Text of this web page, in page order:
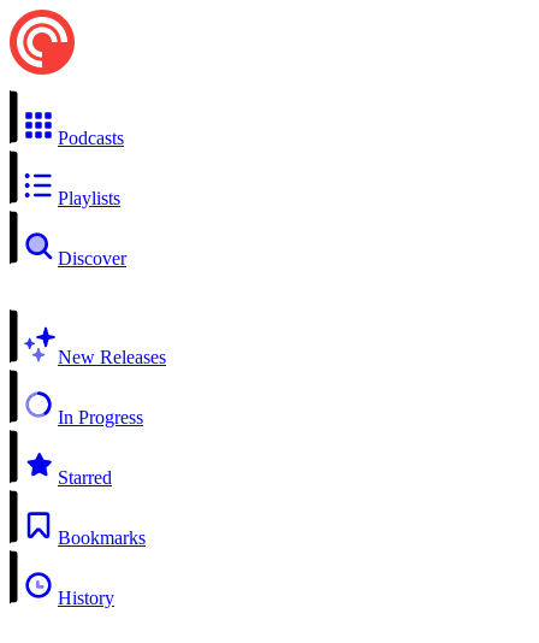
Podcasts
Playlists
Discover
New Releases
In Progress
Starred
Bookmarks
History